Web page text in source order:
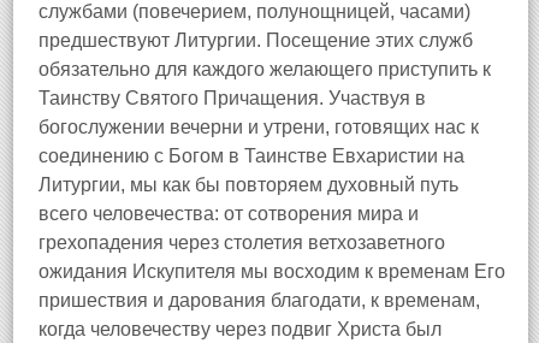
службами (повечерием, полунощницей, часами)
предшествуют Литургии. Посещение этих служб
обязательно для каждого желающего приступить к
Таинству Святого Причащения. Участвуя в
богослужении вечерни и утрени, готовящих нас к
соединению с Богом в Таинстве Евхаристии на
Литургии, мы как бы повторяем духовный путь
всего человечества: от сотворения мира и
грехопадения через столетия ветхозаветного
ожидания Искупителя мы восходим к временам Его
пришествия и дарования благодати, к временам,
когда человечеству через подвиг Христа был